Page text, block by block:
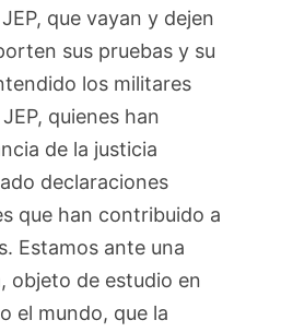
que vayan y dejen
sus pruebas y su
los militares
quienes han
de la justicia
declaraciones
que han contribuido a
Estamos ante una
objeto de estudio en
el mundo, que la